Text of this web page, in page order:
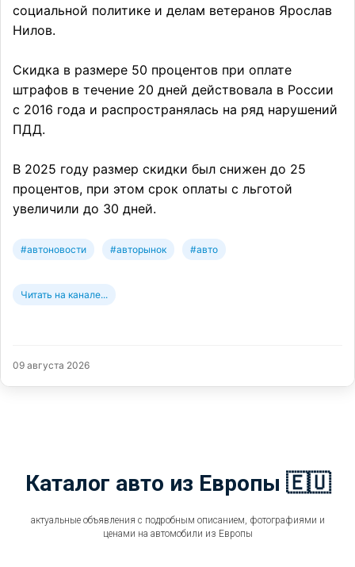
социальной политике и делам ветеранов Ярослав
Нилов.
Скидка в размере 50 процентов при оплате
штрафов в течение 20 дней действовала в России
с 2016 года и распространялась на ряд нарушений
ПДД.
В 2025 году размер скидки был снижен до 25
процентов, при этом срок оплаты с льготой
увеличили до 30 дней.
#автоновости #авторынок #авто
Читать на канале...
09 августа 2026
Каталог авто из Европы 🇪🇺
актуальные объявления с подробным описанием, фотографиями и
ценами на автомобили из Европы